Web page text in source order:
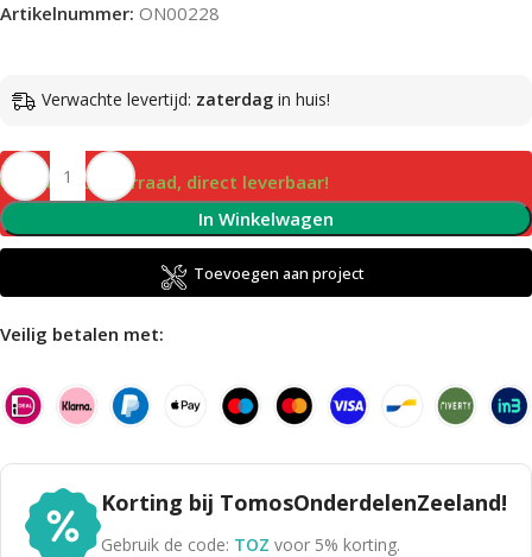
Artikelnummer: ON00228
Verwachte levertijd: zaterdag in huis!
Op voorraad, direct leverbaar!
In Winkelwagen
Toevoegen aan project
Veilig betalen met:
Korting bij TomosOnderdelenZeeland!
Gebruik de code: TOZ voor 5% korting.